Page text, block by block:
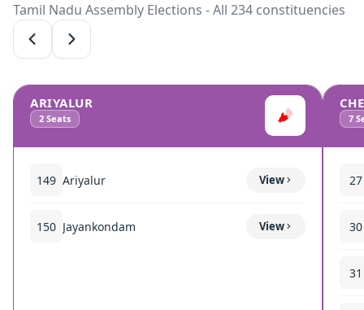
Tamil Nadu Assembly Elections - All 234 constituencies
ARIYALUR
2 Seats
149 Ariyalur View
150 Jayankondam View
7
27
30
31